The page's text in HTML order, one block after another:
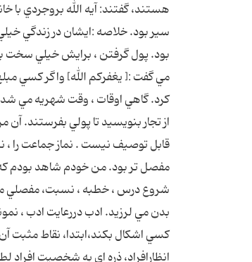
هستند، گفتند: آيه الله بروجردي با
سير بود. خلاصه :ايشان در زندگي
بود. پول گرفتن ، برايش خيلي سخت
مي گفت :[ يغفرکم الله] واگر کسي
کرد. گاهي اوقات ، وقت شهريه مي
از تجار بنويسيد تا پولي بفرستند.
قابل توصيف نيست . نماز جماعت را ،
مفصل تر بود. من خودم شاهد بودم که
شروع درس ، خطبه ، نسبت، مفصلي مي
بدن مي لرزيد. ادب دررعايت ادب ،
کسي اشکال بکند،ابتدا، نقاط